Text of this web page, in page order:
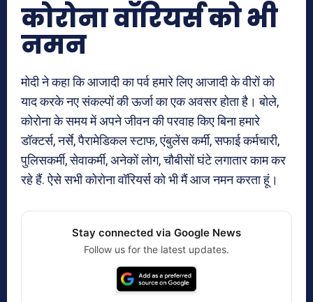
कोरोना वॉरियर्स को भी
नमन
मोदी ने कहा कि आजादी का पर्व हमारे लिए आजादी के वीरों को
याद करके नए संकल्पों की ऊर्जा का एक अवसर होता है। बोले,
कोरोना के समय में अपने जीवन की परवाह किए बिना हमारे
डॉक्टर्स, नर्से, पैरामेडिकल स्टाफ, एंबुलेंस कर्मी, सफाई कर्मचारी,
पुलिसकर्मी, सेवाकर्मी, अनेकों लोग, चौबीसों घंटे लगातार काम कर
रहे हैं. ऐसे सभी कोरोना वॉरियर्स को भी मैं आज नमन करता हूं।
Stay connected via Google News
Follow us for the latest updates.